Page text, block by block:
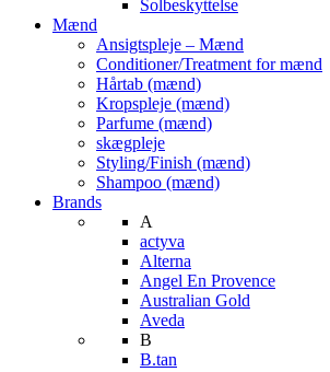
Solbeskyttelse
Mænd
Ansigtspleje – Mænd
Conditioner/Treatment for mænd
Hårtab (mænd)
Kropspleje (mænd)
Parfume (mænd)
skægpleje
Styling/Finish (mænd)
Shampoo (mænd)
Brands
A
actyva
Alterna
Angel En Provence
Australian Gold
Aveda
B
B.tan